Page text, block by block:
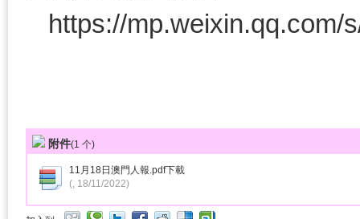
https://mp.weixin.qq.com/
附件(1 个)
11月18日澳門人報.pdf下載
(, 18/11/2022)